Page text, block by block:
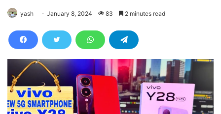
yash January 8, 2024 83 2 minutes read